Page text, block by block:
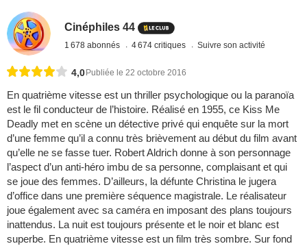
Cinéphiles 44
1 678 abonnés 4 674 critiques Suivre son activité
4,0 Publiée le 22 octobre 2016
En quatrième vitesse est un thriller psychologique ou la paranoïa
est le fil conducteur de l’histoire. Réalisé en 1955, ce Kiss Me
Deadly met en scène un détective privé qui enquête sur la mort
d’une femme qu’il a connu très brièvement au début du film avant
qu’elle ne se fasse tuer. Robert Aldrich donne à son personnage
l’aspect d’un anti-héro imbu de sa personne, complaisant et qui
se joue des femmes. D’ailleurs, la défunte Christina le jugera
d’office dans une première séquence magistrale. Le réalisateur
joue également avec sa caméra en imposant des plans toujours
inattendus. La nuit est toujours présente et le noir et blanc est
superbe. En quatrième vitesse est un film très sombre. Sur fond